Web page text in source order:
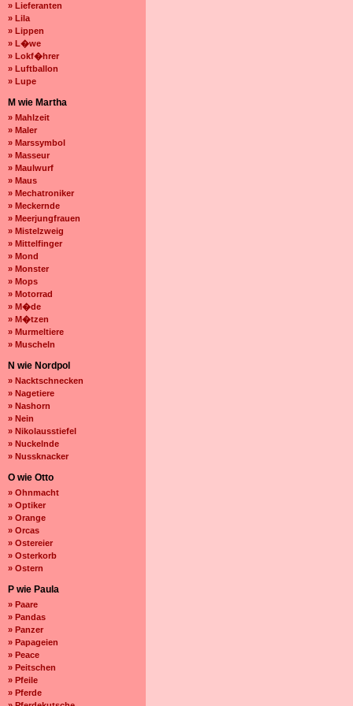
» Lieferanten
» Lila
» Lippen
» L�we
» Lokf�hrer
» Luftballon
» Lupe
M wie Martha
» Mahlzeit
» Maler
» Marssymbol
» Masseur
» Maulwurf
» Maus
» Mechatroniker
» Meckernde
» Meerjungfrauen
» Mistelzweig
» Mittelfinger
» Mond
» Monster
» Mops
» Motorrad
» M�de
» M�tzen
» Murmeltiere
» Muscheln
N wie Nordpol
» Nacktschnecken
» Nagetiere
» Nashorn
» Nein
» Nikolausstiefel
» Nuckelnde
» Nussknacker
O wie Otto
» Ohnmacht
» Optiker
» Orange
» Orcas
» Ostereier
» Osterkorb
» Ostern
P wie Paula
» Paare
» Pandas
» Panzer
» Papageien
» Peace
» Peitschen
» Pfeile
» Pferde